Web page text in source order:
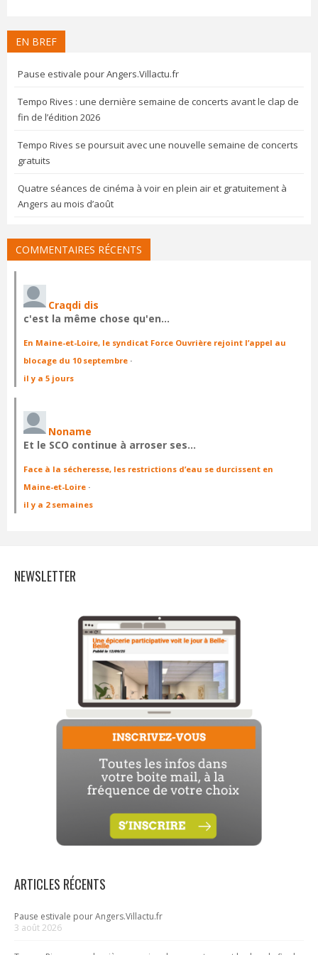
EN BREF
Pause estivale pour Angers.Villactu.fr
Tempo Rives : une dernière semaine de concerts avant le clap de
fin de l’édition 2026
Tempo Rives se poursuit avec une nouvelle semaine de concerts
gratuits
Quatre séances de cinéma à voir en plein air et gratuitement à
Angers au mois d’août
COMMENTAIRES RÉCENTS
Craqdi dis
c'est la même chose qu'en…
En Maine-et-Loire, le syndicat Force Ouvrière rejoint l’appel au
blocage du 10 septembre ·
il y a 5 jours
Noname
Et le SCO continue à arroser ses…
Face à la sécheresse, les restrictions d’eau se durcissent en
Maine-et-Loire ·
il y a 2 semaines
NEWSLETTER
ARTICLES RÉCENTS
Pause estivale pour Angers.Villactu.fr
3 août 2026